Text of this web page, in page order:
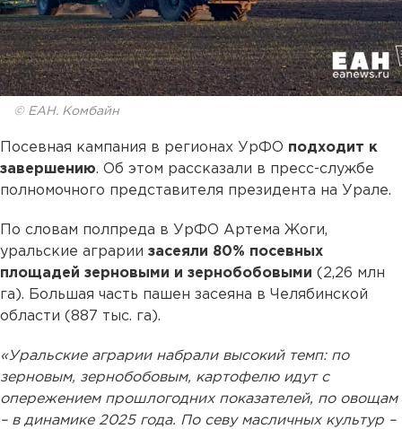
© ЕАН. Комбайн
Посевная кампания в регионах УрФО подходит к
завершению. Об этом рассказали в пресс-службе
полномочного представителя президента на Урале.
По словам полпреда в УрФО Артема Жоги,
уральские аграрии засеяли 80% посевных
площадей зерновыми и зернобобовыми (2,26 млн
га). Большая часть пашен засеяна в Челябинской
области (887 тыс. га).
«Уральские аграрии набрали высокий темп: по
зерновым, зернобобовым, картофелю идут с
опережением прошлогодних показателей, по овощам
– в динамике 2025 года. По севу масличных культур –